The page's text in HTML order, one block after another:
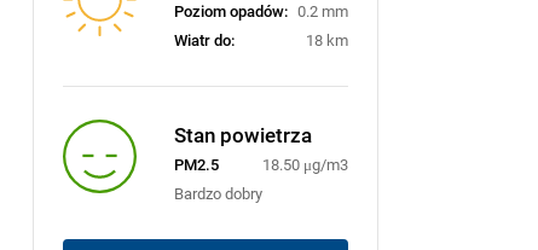
Poziom opadów: 0.2 mm
Wiatr do:
18 km
Stan powietrza
PM2.5
18.50 μg/m3
Bardzo dobry